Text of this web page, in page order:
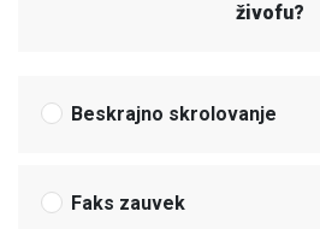
živofu?
Beskrajno skrolovanje
Faks zauvek